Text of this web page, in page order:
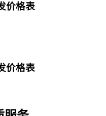
价格表
价格表